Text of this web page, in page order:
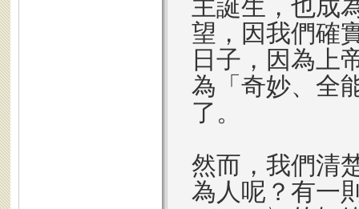
主誕生，也成
望，因我們確
日子，因為上
為「奇妙、全
了。
然而，我們清
為人呢？有一